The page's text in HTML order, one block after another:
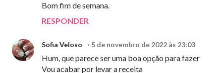
Bom fim de semana.
RESPONDER
Sofia Veloso 5 de novembro de 2022 às 23:03
Hum, que parece ser uma boa opção para fazer
Vou acabar por levar a receita